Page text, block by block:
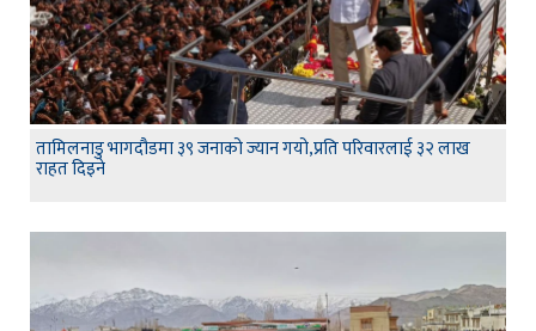
तामिलनाडु भागदौडमा ३९ जनाको ज्यान गयो,प्रति परिवारलाई ३२ लाख
राहत दिइने